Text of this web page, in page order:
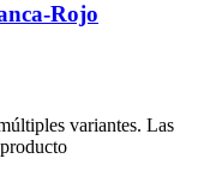
Rojo
variantes. Las